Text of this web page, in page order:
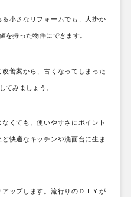
小さなリフォームでも、大掛か
を持った物件にできます。
善案から、古くなってしまった
てみましょう。
くても、使いやすさにポイント
快適なキッチンや洗面台に生ま
ップします。流行りのＤＩＹが